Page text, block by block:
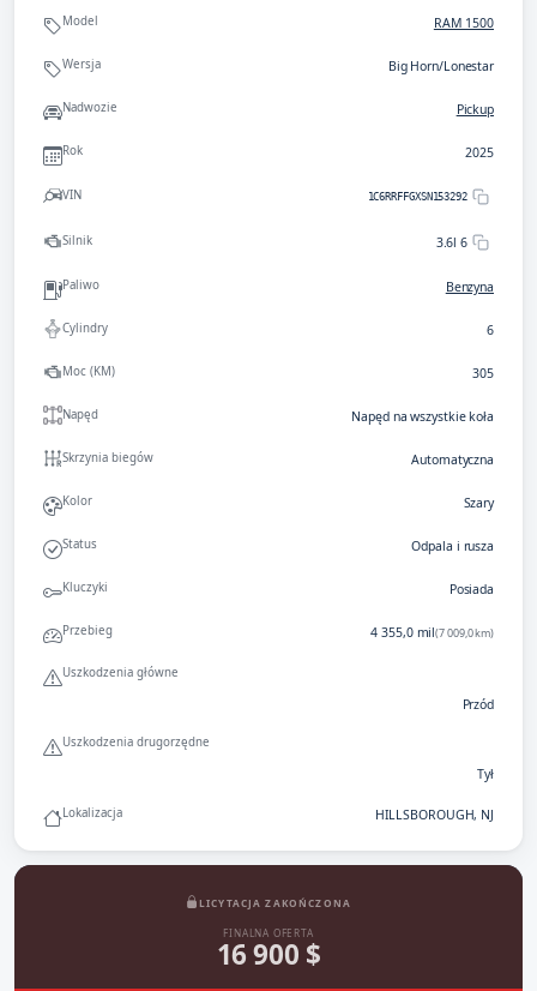
Model RAM 1500
Wersja Big Horn/Lonestar
Nadwozie Pickup
Rok 2025
VIN 1C6RRFFGXSN153292
Silnik 3.6l 6
Paliwo Benzyna
Cylindry 6
Moc (KM) 305
Napęd Napęd na wszystkie koła
Skrzynia biegów Automatyczna
Kolor Szary
Status Odpala i rusza
Kluczyki Posiada
Przebieg 4 355,0 mil(7 009,0 km)
Uszkodzenia główne
Przód
Uszkodzenia drugorzędne
Tył
Lokalizacja HILLSBOROUGH, NJ
LICYTACJA ZAKOŃCZONA
FINALNA OFERTA
16 900 $